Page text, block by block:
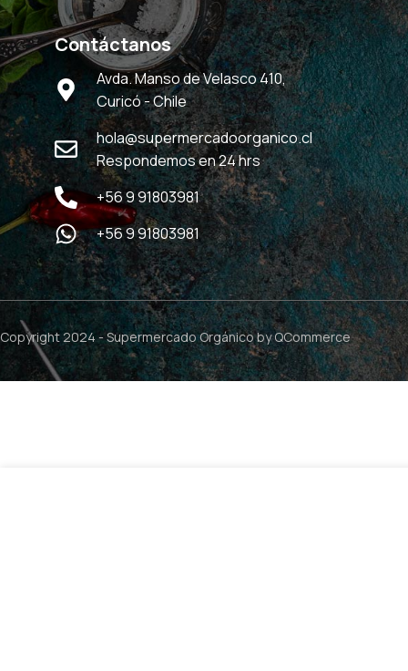
Contáctanos
Avda. Manso de Velasco 410,
Curicó - Chile
hola@supermercadoorganico.cl
Respondemos en 24 hrs
+56 9 91803981
+56 9 91803981
Copyright 2024 -Supermercado Orgánicoby QCommerce